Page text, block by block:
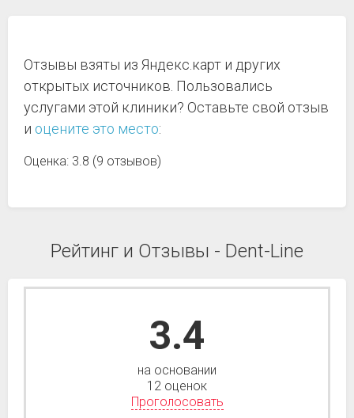
Отзывы взяты из Яндекс.карт и других
открытых источников. Пользовались
услугами этой клиники? Оставьте свой отзыв
и оцените это место:
Оценка: 3.8 (9 отзывов)
Рейтинг и Отзывы - Dent-Line
3.4
на основании
12 оценок
Проголосовать